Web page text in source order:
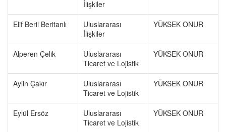
İlişkiler
Elif Beril Beritanlı
Uluslararası
İlişkiler
YÜKSEK ONUR
Alperen Çelik
Uluslararası
Ticaret ve Lojistik
YÜKSEK ONUR
Aylin Çakır
Uluslararası
Ticaret ve Lojistik
YÜKSEK ONUR
Eylül Ersöz
Uluslararası
Ticaret ve Lojistik
YÜKSEK ONUR